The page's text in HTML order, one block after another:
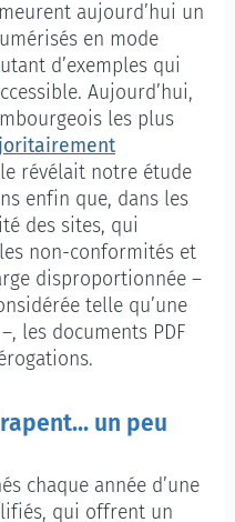
aujourd’hui un
en mode
d’exemples qui
Aujourd’hui,
les plus
révélait notre étude
enfin que, dans les
des sites, qui
non-conformités et
disproportionnée –
telle qu’une
les documents PDF
un peu
chaque année d’une
qui offrent un